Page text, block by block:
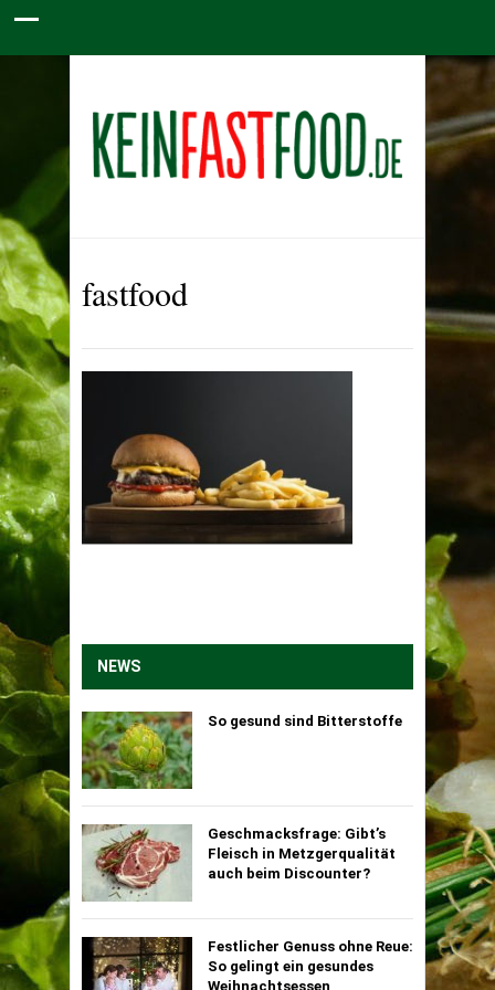
fastfood
NEWS
So gesund sind Bitterstoffe
Geschmacksfrage: Gibt’s
Fleisch in Metzgerqualität
auch beim Discounter?
Festlicher Genuss ohne Reue:
So gelingt ein gesundes
Weihnachtsessen